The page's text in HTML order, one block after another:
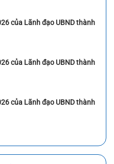
của Lãnh đạo UBND thành
của Lãnh đạo UBND thành
của Lãnh đạo UBND thành